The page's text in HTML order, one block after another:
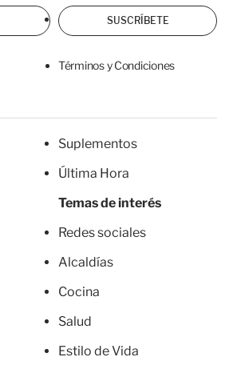
SUSCRÍBETE
Términos y Condiciones
Suplementos
Última Hora
Temas de interés
Redes sociales
Alcaldías
Cocina
Salud
Estilo de Vida